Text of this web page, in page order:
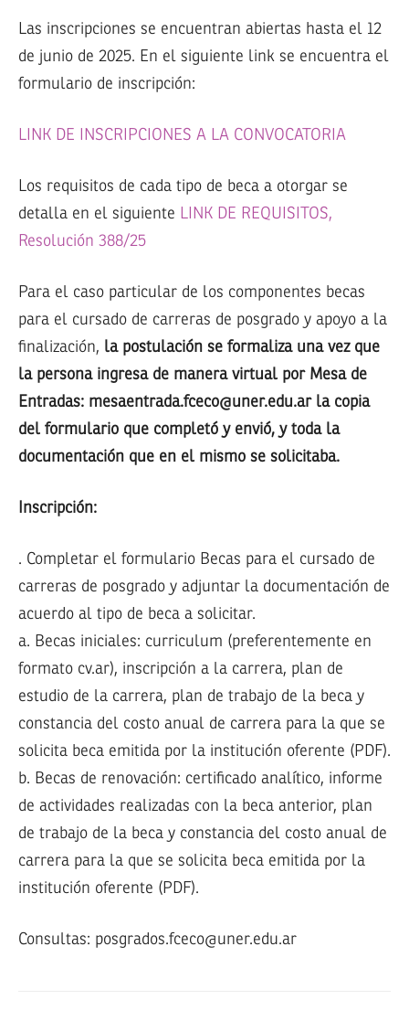
Las inscripciones se encuentran abiertas hasta el 12
de junio de 2025. En el siguiente link se encuentra el
formulario de inscripción:
LINK DE INSCRIPCIONES A LA CONVOCATORIA
Los requisitos de cada tipo de beca a otorgar se
detalla en el siguiente LINK DE REQUISITOS,
Resolución 388/25
Para el caso particular de los componentes becas
para el cursado de carreras de posgrado y apoyo a la
finalización, la postulación se formaliza una vez que
la persona ingresa de manera virtual por Mesa de
Entradas: mesaentrada.fceco@uner.edu.ar la copia
del formulario que completó y envió, y toda la
documentación que en el mismo se solicitaba.
Inscripción:
. Completar el formulario Becas para el cursado de
carreras de posgrado y adjuntar la documentación de
acuerdo al tipo de beca a solicitar.
a. Becas iniciales: curriculum (preferentemente en
formato cv.ar), inscripción a la carrera, plan de
estudio de la carrera, plan de trabajo de la beca y
constancia del costo anual de carrera para la que se
solicita beca emitida por la institución oferente (PDF).
b. Becas de renovación: certificado analítico, informe
de actividades realizadas con la beca anterior, plan
de trabajo de la beca y constancia del costo anual de
carrera para la que se solicita beca emitida por la
institución oferente (PDF).
Consultas: posgrados.fceco@uner.edu.ar